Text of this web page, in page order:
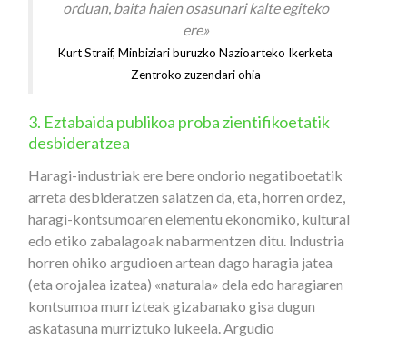
orduan, baita haien osasunari kalte egiteko
ere»
Kurt Straif, Minbiziari buruzko Nazioarteko Ikerketa
Zentroko zuzendari ohia
3. Eztabaida publikoa proba zientifikoetatik
desbideratzea
Haragi-industriak ere bere ondorio negatiboetatik
arreta desbideratzen saiatzen da, eta, horren ordez,
haragi-kontsumoaren elementu ekonomiko, kultural
edo etiko zabalagoak nabarmentzen ditu. Industria
horren ohiko argudioen artean dago haragia jatea
(eta orojalea izatea) «naturala» dela edo haragiaren
kontsumoa murrizteak gizabanako gisa dugun
askatasuna murriztuko lukeela. Argudio